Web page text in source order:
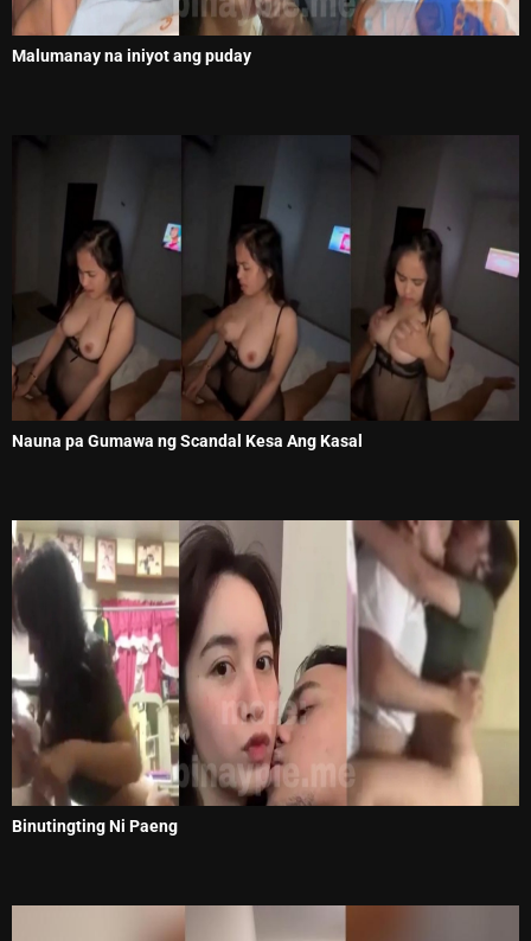
Malumanay na iniyot ang puday
Nauna pa Gumawa ng Scandal Kesa Ang Kasal
Binutingting Ni Paeng